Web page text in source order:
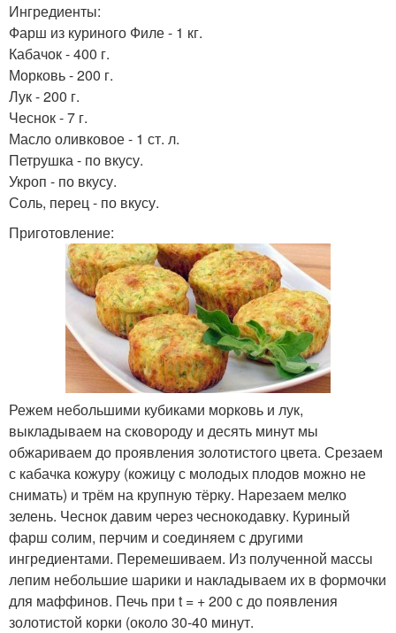
Ингредиенты:
Фарш из куриного Филе - 1 кг.
Кабачок - 400 г.
Морковь - 200 г.
Лук - 200 г.
Чеснок - 7 г.
Масло оливковое - 1 ст. л.
Петрушка - по вкусу.
Укроп - по вкусу.
Соль, перец - по вкусу.
Приготовление:
Режем небольшими кубиками морковь и лук,
выкладываем на сковороду и десять минут мы
обжариваем до проявления золотистого цвета. Срезаем
с кабачка кожуру (кожицу с молодых плодов можно не
снимать) и трём на крупную тёрку. Нарезаем мелко
зелень. Чеснок давим через чеснокодавку. Куриный
фарш солим, перчим и соединяем с другими
ингредиентами. Перемешиваем. Из полученной массы
лепим небольшие шарики и накладываем их в формочки
для маффинов. Печь при t = + 200 с до появления
золотистой корки (около 30-40 минут.